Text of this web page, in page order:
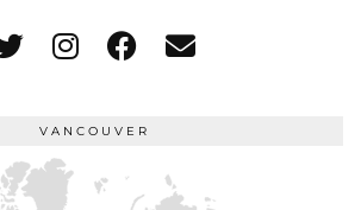
VANCOUVER